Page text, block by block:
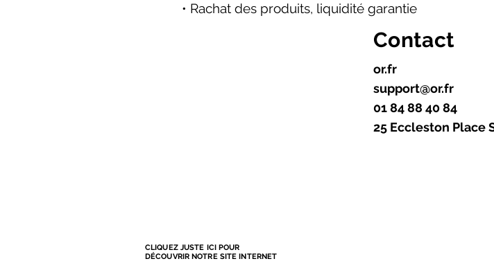
• Rachat des produits, liquidité garantie
Contact
or.fr
support@or.fr
01 84 88 40 84
25 Eccleston Place
CLIQUEZ JUSTE ICI POUR
DÉCOUVRIR NOTRE SITE INTERNET